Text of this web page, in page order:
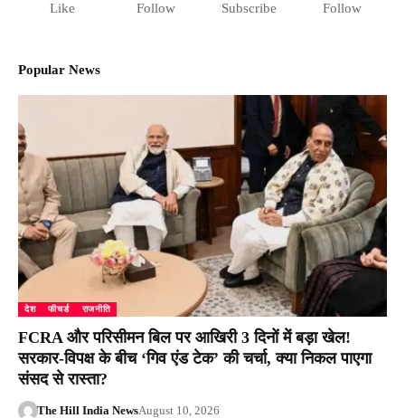
Like Follow Subscribe Follow
Popular News
देश फीचर्ड राजनीति
FCRA और परिसीमन बिल पर आखिरी 3 दिनों में बड़ा खेल!
सरकार-विपक्ष के बीच ‘गिव एंड टेक’ की चर्चा, क्या निकल पाएगा
संसद से रास्ता?
The Hill India NewsAugust 10, 2026